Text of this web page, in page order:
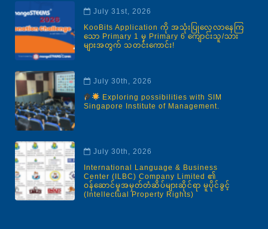
July 31st, 2026
KooBits Application ကို အသုံးပြုလေ့လာနေကြ
သော Primary 1 မှ Primary 6 ကျောင်းသူ/သား
များအတွက် သတင်းကောင်း!
July 30th, 2026
Exploring possibilities with SIM
Singapore Institute of Management.
July 30th, 2026
International Language & Business
Center (ILBC) Company Limited ၏
ဝန်ဆောင်မှုအမှတ်တံဆိပ်များဆိုင်ရာ မူပိုင်ခွင့်
(Intellectual Property Rights)